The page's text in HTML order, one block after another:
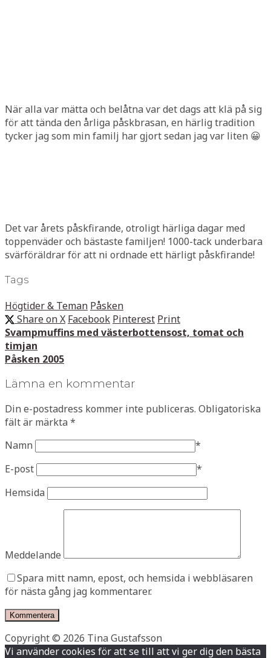
När alla var mätta och belåtna var det dags att klä på sig
för att tända den årliga påskbrasan, en härlig tradition
tycker jag som min familj har gjort sedan jag var liten 😀
Det var årets påskfirande, otroligt härliga dagar med
toppenväder och bästaste familjen! 1000-tack underbara
svärföräldrar för att ni ordnade ett härligt påskfirande!
Tags
Högtider & Teman Påsken
Share on X Facebook Pinterest Print
Svampmuffins med västerbottensost, tomat och
timjan
Påsken 2005
Lämna en kommentar
Din e-postadress kommer inte publiceras. Obligatoriska
fält är märkta *
Namn
*
E-post
*
Hemsida
Meddelande
Spara mitt namn, epost, och hemsida i webbläsaren
för nästa gång jag kommentarer.
Copyright © 2026 Tina Gustafsson
Vi använder cookies för att se till att vi ger dig den bästa